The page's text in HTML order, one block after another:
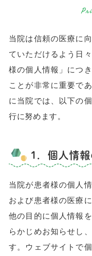
当院は信頼の医療に
ていただけるよう日
様の個人情報」につ
ことが非常に重要で
に当院では、以下の
行に努めます。
1．個人情
当院が患者様の個人
および患者様の医療
他の目的に個人情報
らかじめお知らせし
す。ウェブサイトで